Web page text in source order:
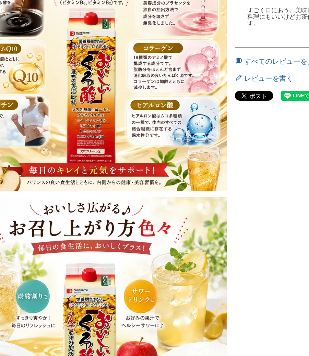
すごく口にあう。美味
料理にもいいけどお
す。
すべてのレビューを
レビューを書く